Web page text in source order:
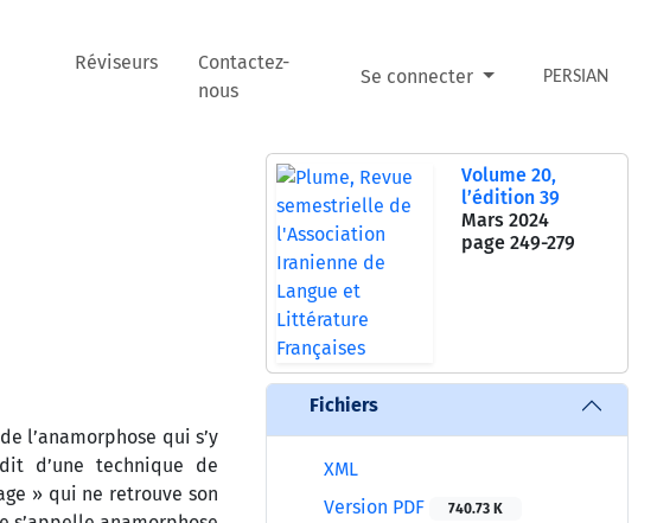
Réviseurs
Contactez-
nous
Se connecter PERSIAN
l’anamorphose qui s’y
d’une technique de
» qui ne retrouve son
Volume 20,
l’édition 39
Mars 2024
page 249-279
Fichiers
XML
Version PDF
740.73 K